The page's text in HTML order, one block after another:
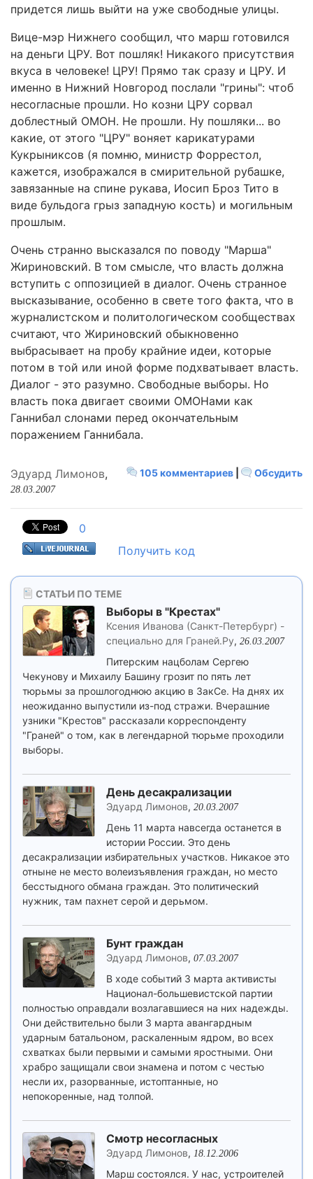
придется лишь выйти на уже свободные улицы.
Вице-мэр Нижнего сообщил, что марш готовился
на деньги ЦРУ. Вот пошляк! Никакого присутствия
вкуса в человеке! ЦРУ! Прямо так сразу и ЦРУ. И
именно в Нижний Новгород послали "грины": чтоб
несогласные прошли. Но козни ЦРУ сорвал
доблестный ОМОН. Не прошли. Ну пошляки... во
какие, от этого "ЦРУ" воняет карикатурами
Кукрыниксов (я помню, министр Форрестол,
кажется, изображался в смирительной рубашке,
завязанные на спине рукава, Иосип Броз Тито в
виде бульдога грыз западную кость) и могильным
прошлым.
Очень странно высказался по поводу "Марша"
Жириновский. В том смысле, что власть должна
вступить с оппозицией в диалог. Очень странное
высказывание, особенно в свете того факта, что в
журналистском и политологическом сообществах
считают, что Жириновский обыкновенно
выбрасывает на пробу крайние идеи, которые
потом в той или иной форме подхватывает власть.
Диалог - это разумно. Свободные выборы. Но
власть пока двигает своими ОМОНами как
Ганнибал слонами перед окончательным
поражением Ганнибала.
105 комментариев Обсудить
Эдуард Лимонов,
28.03.2007
0
Получить код
СТАТЬИ ПО ТЕМЕ
Выборы в "Крестах"
Ксения Иванова (Санкт-Петербург) -
специально для Граней.Ру, 26.03.2007
Питерским нацболам Сергею
Чекунову и Михаилу Башину грозит по пять лет
тюрьмы за прошлогоднюю акцию в ЗакСе. На днях их
неожиданно выпустили из-под стражи. Вчерашние
узники "Крестов" рассказали корреспонденту
"Граней" о том, как в легендарной тюрьме проходили
выборы.
День десакрализации
Эдуард Лимонов, 20.03.2007
День 11 марта навсегда останется в
истории России. Это день
десакрализации избирательных участков. Никакое это
отныне не место волеизъявления граждан, но место
бесстыдного обмана граждан. Это политический
нужник, там пахнет серой и дерьмом.
Бунт граждан
Эдуард Лимонов, 07.03.2007
В ходе событий 3 марта активисты
Национал-большевистской партии
полностью оправдали возлагавшиеся на них надежды.
Они действительно были 3 марта авангардным
ударным батальоном, раскаленным ядром, во всех
схватках были первыми и самыми яростными. Они
храбро защищали свои знамена и потом с честью
несли их, разорванные, истоптанные, но
непокоренные, над толпой.
Смотр несогласных
Эдуард Лимонов, 18.12.2006
Марш состоялся. У нас, устроителей